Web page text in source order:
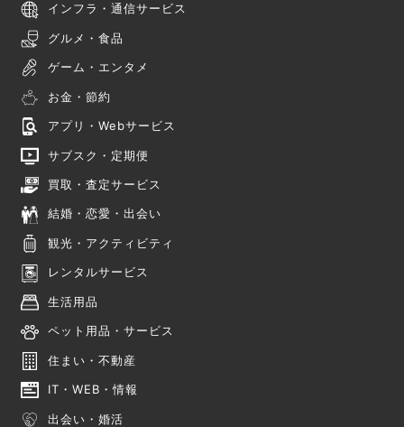
インフラ・通信サービス
グルメ・食品
ゲーム・エンタメ
お金・節約
アプリ・Webサービス
サブスク・定期便
買取・査定サービス
結婚・恋愛・出会い
観光・アクティビティ
レンタルサービス
生活用品
ペット用品・サービス
住まい・不動産
IT・WEB・情報
出会い・婚活